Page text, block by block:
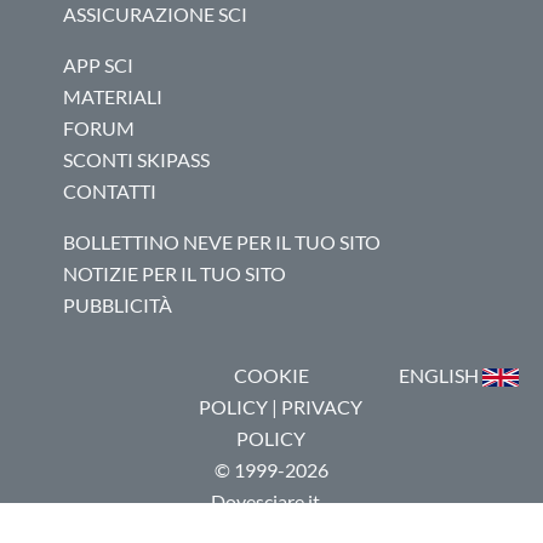
ASSICURAZIONE SCI
APP SCI
MATERIALI
FORUM
SCONTI SKIPASS
CONTATTI
BOLLETTINO NEVE PER IL TUO SITO
NOTIZIE PER IL TUO SITO
PUBBLICITÀ
COOKIE
POLICY| PRIVACY
POLICY
© 1999-2026
Dovesciare.it -
ENGLISH